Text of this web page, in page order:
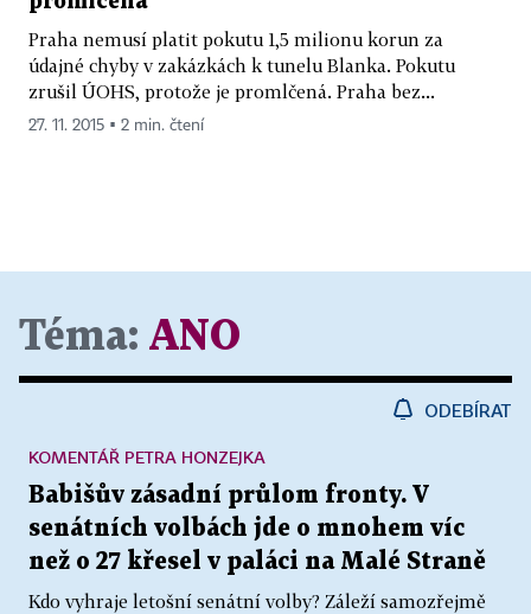
Praha nemusí platit pokutu 1,5 milionu korun za
údajné chyby v zakázkách k tunelu Blanka. Pokutu
zrušil ÚOHS, protože je promlčená. Praha bez...
27. 11. 2015 ▪ 2 min. čtení
Téma: ANO
ODEBÍRAT
Babišův zásadní průlom fronty. V
senátních volbách jde o mnohem víc
než o 27 křesel v paláci na Malé Straně
Kdo vyhraje letošní senátní volby? Záleží samozřejmě
KOMENTÁŘ PETRA HONZEJKA